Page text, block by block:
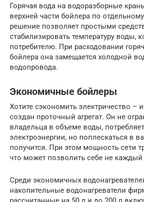
Горячая вода на водоразборные
верхней части бойлера по
решение позволяет простыми
стабилизировать температуру воды,
потребителю. При расходовании
бойлера она замещается холодной
водопровода.
Экономичные бойлеры
Хотите сэкономить электричество –
создан проточный агрегат. Он не
владельца в объеме воды,
электроэнергии, но поплескаться в
получится. При этом мощность сети
что может позволить себе не
Среди экономичных
накопительные водонагреватели